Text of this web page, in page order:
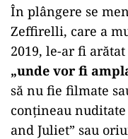
În plângere se
Zeffirelli, care a
2019, le-ar fi
„unde vor fi
să nu fie filmate
conţineau
and Juliet” sau